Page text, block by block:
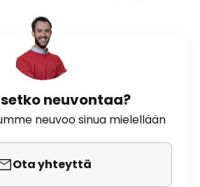
neuvontaa?
neuvoo sinua mielellään
Ota yhteyttä